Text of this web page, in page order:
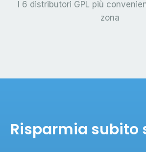
I 6 distributori GPL più
zona
Risparmia subito